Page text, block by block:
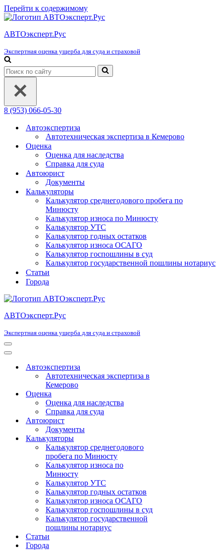
Перейти к содержимому
АВТОэксперт.Рус
Экспертная оценка ущерба для суда и страховой
Искать...
8 (953) 066-05-30
Автоэкспертиза
Автотехническая экспертиза в Кемерово
Оценка
Оценка для наследства
Справка для суда
Автоюрист
Документы
Калькуляторы
Калькулятор среднегодового пробега по
Минюсту
Калькулятор износа по Минюсту
Калькулятор УТС
Калькулятор годных остатков
Калькулятор износа ОСАГО
Калькулятор госпошлины в суд
Калькулятор государственной пошлины нотариус
Статьи
Города
АВТОэксперт.Рус
Экспертная оценка ущерба для суда и страховой
Меню
навигации
Меню
навигацииАвтоэкспертиза
Автотехническая экспертиза в
Кемерово
Оценка
Оценка для наследства
Справка для суда
Автоюрист
Документы
Калькуляторы
Калькулятор среднегодового
пробега по Минюсту
Калькулятор износа по
Минюсту
Калькулятор УТС
Калькулятор годных остатков
Калькулятор износа ОСАГО
Калькулятор госпошлины в суд
Калькулятор государственной
пошлины нотариус
Статьи
Города